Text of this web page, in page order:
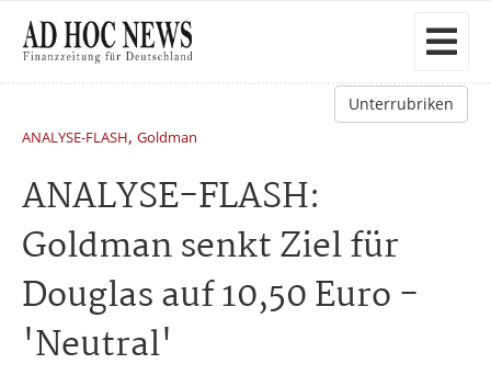
Unterrubriken
ANALYSE-FLASH, Goldman
ANALYSE-FLASH:
Goldman senkt Ziel für
Douglas auf 10,50 Euro -
'Neutral'